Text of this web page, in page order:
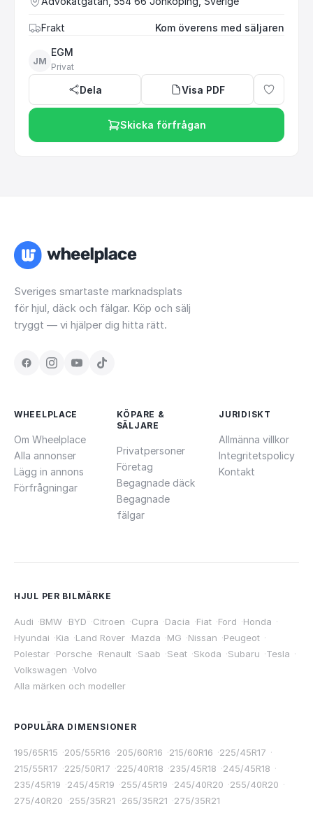
Frakt Kom överens med säljaren
JM
EGM
Privat
Dela Visa PDF
Skicka förfrågan
Sveriges smartaste marknadsplats
för hjul, däck och fälgar. Köp och sälj
tryggt — vi hjälper dig hitta rätt.
WHEELPLACE
Om Wheelplace
Alla annonser
Lägg in annons
Förfrågningar
KÖPARE &
SÄLJARE
Privatpersoner
Företag
Begagnade däck
Begagnade
fälgar
JURIDISKT
Allmänna villkor
Integritetspolicy
Kontakt
HJUL PER BILMÄRKE
Audi ·BMW ·BYD ·Citroen ·Cupra ·Dacia ·Fiat ·Ford ·Honda ·
Hyundai ·Kia ·Land Rover ·Mazda ·MG ·Nissan ·Peugeot ·
Polestar ·Porsche ·Renault ·Saab ·Seat ·Skoda ·Subaru ·Tesla ·
Volkswagen ·Volvo
Alla märken och modeller
POPULÄRA DIMENSIONER
195/65R15 ·205/55R16 ·205/60R16 ·215/60R16 ·225/45R17 ·
215/55R17 ·225/50R17 ·225/40R18 ·235/45R18 ·245/45R18 ·
235/45R19 ·245/45R19 ·255/45R19 ·245/40R20 ·255/40R20 ·
275/40R20 ·255/35R21 ·265/35R21 ·275/35R21